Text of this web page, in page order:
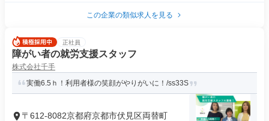
この企業の類似求人を見る
正社員
障がい者の就労支援スタッフ
株式会社千手
実働6.5ｈ！利用者様の笑顔がやりがいに！/ss33S
〒612-8082京都府京都市伏見区両替町